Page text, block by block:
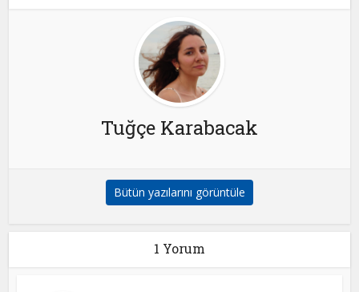
Tuğçe Karabacak
Bütün yazılarını görüntüle
1 Yorum